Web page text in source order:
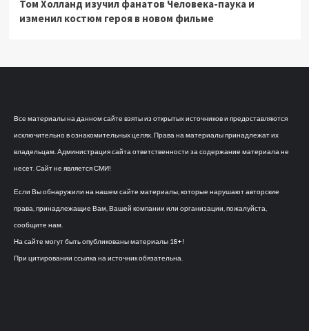
Том Холланд изучил фанатов Человека-паука и
изменил костюм героя в новом фильме
Все материалы на данном сайте взяты из открытых источников и предоставляются
исключительно в ознакомительных целях. Права на материалы принадлежат их
владельцам. Администрация сайта ответственности за содержание материала не
несет. Сайт не является СМИ!
Если Вы обнаружили на нашем сайте материалы, которые нарушают авторские
права, принадлежащие Вам, Вашей компании или организации, пожалуйста,
сообщите нам.
На сайте могут быть опубликованы материалы 18+!
При цитировании ссылка на источник обязательна.